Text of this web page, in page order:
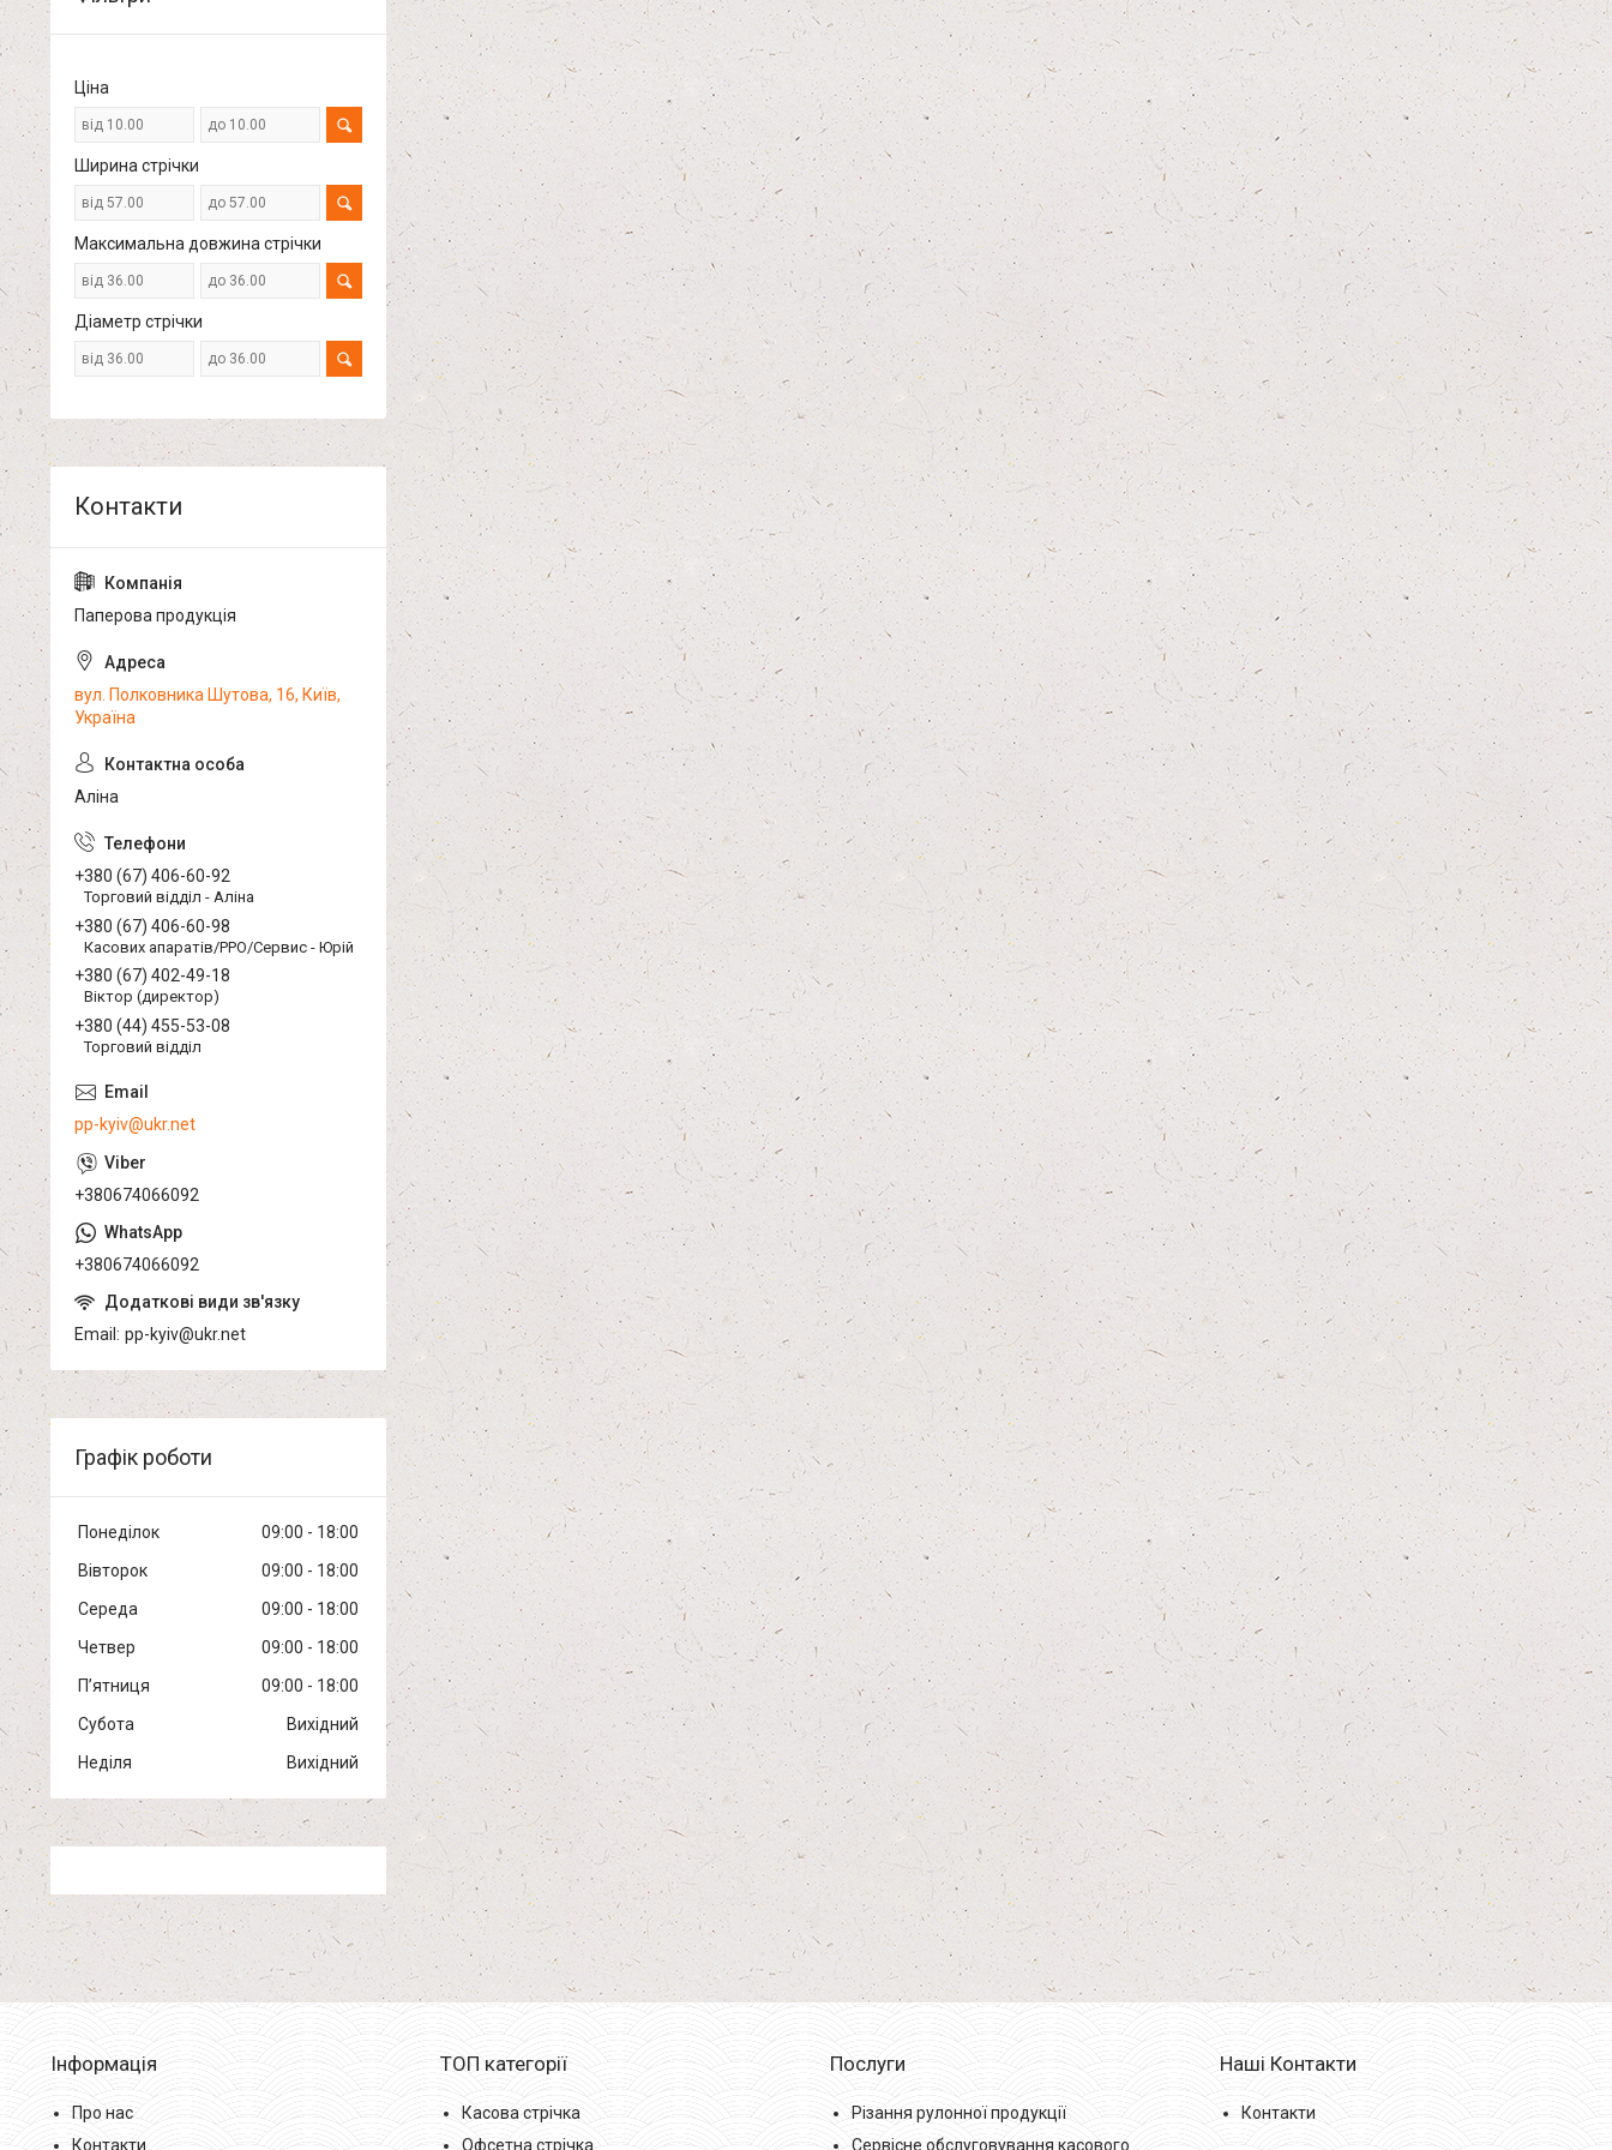
Ціна
Ширина стрічки
Максимальна довжина стрічки
Діаметр стрічки
Паперова продукція
вул. Полковника Шутова, 16, Київ,
Україна
Аліна
+380 (67) 406-60-92
Торговий відділ - Аліна
+380 (67) 406-60-98
Касових апаратів/РРО/Сервис - Юрій
+380 (67) 402-49-18
Віктор (директор)
+380 (44) 455-53-08
Торговий відділ
pp-kyiv@ukr.net
+380674066092
+380674066092
Email pp-kyiv@ukr.net
Графік роботи
Понеділок 09:00
18:00
Вівторок
09:00
18:00
Середа
09:00
18:00
Четвер
09:00
18:00
Пʼятниця
09:00
18:00
Субота
Вихідний
Неділя
Вихідний
Інформація
Про нас
Контакти
ТОП категорії
Касова стрічка
Офсетна стрічка
Послуги
Різання рулонної продукції
Сервісне обслуговування касового
Наші Контакти
Контакти